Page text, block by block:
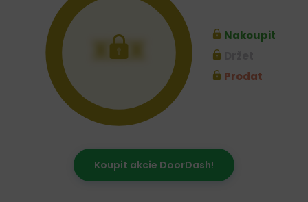
XXX
Nakoupit
Prodat
Koupit akcie DoorDash!